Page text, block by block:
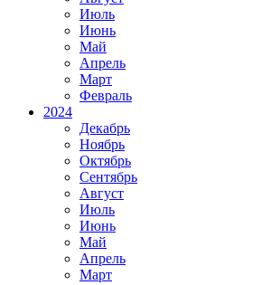
Июль
Июнь
Май
Апрель
Март
Февраль
2024
Декабрь
Ноябрь
Октябрь
Сентябрь
Август
Июль
Июнь
Май
Апрель
Март